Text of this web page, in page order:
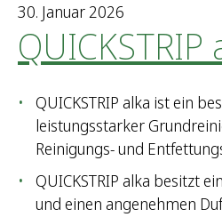
30. Januar 2026
QUICKSTRIP
QUICKSTRIP alka ist ein
leistungsstarker
Reinigungs- und
QUICKSTRIP alka besitzt
und einen angenehmen